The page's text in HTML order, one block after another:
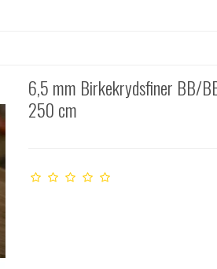
6,5 mm Birkekrydsfiner BB/
250 cm